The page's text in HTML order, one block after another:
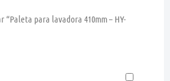
para lavadora 410mm – HY-